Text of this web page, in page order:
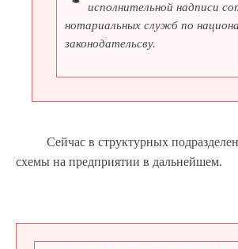
исполнительной надписи
нотариальных служб по
законодательсву.
Сейчас в структурных
схемы на предприятии в дальнейшем.